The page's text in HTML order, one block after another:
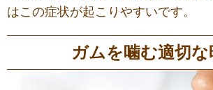
はこの症状が起こりやすいです。
ガムを噛む適切な